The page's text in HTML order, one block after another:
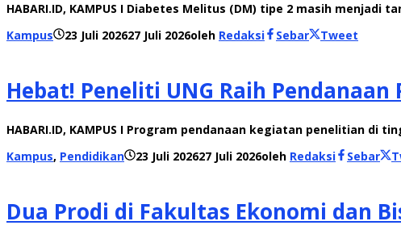
HABARI.ID, KAMPUS I Diabetes Melitus (DM) tipe 2 masih
Kampus
23 Juli 202627 Juli 2026oleh Redaksi Sebar Tweet
Hebat! Peneliti UNG Raih
HABARI.ID, KAMPUS I Program pendanaan kegiatan penelitian di
Kampus, Pendidikan 23 Juli 202627 Juli 2026oleh Redaksi Sebar
Dua Prodi di Fakultas Ekonomi dan